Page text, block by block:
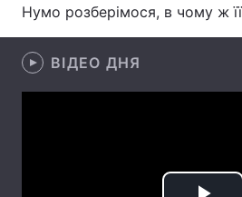
Цікавинки
Екологія
Нумо розберімося, в чому ж
ВІДЕО ДНЯ